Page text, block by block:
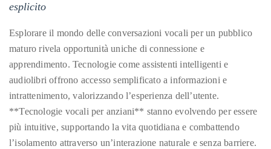
a
global
clutch
distinguished
publications
that
has
included
esplicito
Esplorare il mondo delle conversazioni vocali per un pubblico
maturo rivela opportunità uniche di connessione e
apprendimento. Tecnologie come assistenti intelligenti e
audiolibri offrono accesso semplificato a informazioni e
intrattenimento, valorizzando l’esperienza dell’utente.
**Tecnologie vocali per anziani** stanno evolvendo per essere
più intuitive, supportando la vita quotidiana e combattendo
l’isolamento attraverso un’interazione naturale e senza barriere.